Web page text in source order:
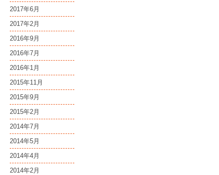
2017年6月
2017年2月
2016年9月
2016年7月
2016年1月
2015年11月
2015年9月
2015年2月
2014年7月
2014年5月
2014年4月
2014年2月